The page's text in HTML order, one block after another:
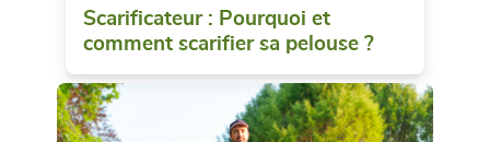
Scarificateur : Pourquoi et
comment scarifier sa pelouse ?